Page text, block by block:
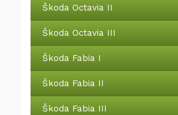
Škoda Octavia II
Škoda Octavia III
Škoda Fabia I
Škoda Fabia II
Škoda Fabia III